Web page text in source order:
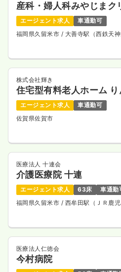
産科・婦人科みやじまク
エージェント求人
車通勤可
福岡県久留米市 / 大善寺駅（西鉄天
株式会社輝き
住宅型有料老人ホーム
エージェント求人
車通勤可
佐賀県佐賀市
医療法人 十連会
介護医療院 十連
エージェント求人 63床
車通勤
福岡県久留米市 / 西牟田駅（ＪＲ鹿
医療法人仁徳会
今村病院